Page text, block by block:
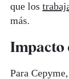
que los
más.
Impacto
Para